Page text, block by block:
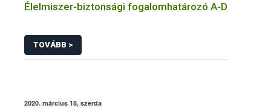
Élelmiszer-biztonsági fogalomhatározó A-D
TOVÁBB >
2020. március 18, szerda